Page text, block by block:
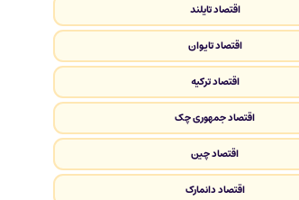
اقتصاد تایلند
اقتصاد تایوان
اقتصاد ترکیه
اقتصاد جمهوری چک
اقتصاد چین
اقتصاد دانمارک